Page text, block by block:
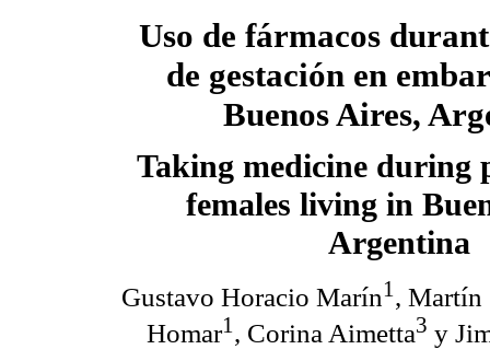
Uso de fármacos
de gestación en
Buenos Aires,
Taking medicine during
females living in
Argentina
Gustavo Horacio Marín1 , Martín
Homar1 , Corina Aimetta3 y